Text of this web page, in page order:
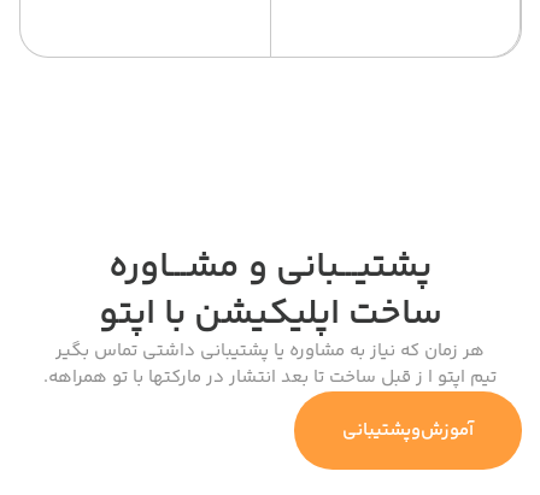
پشتیـــبانی و مشـــاوره
ساخت اپلیکیشن با اپتو
هر زمان که نیاز به مشاوره یا پشتیبانی داشتی تماس بگیر
تیم اپتو ا ز قبل ساخت تا بعد انتشار در مارکتها با تو همراهه.
آموزش‌وپشتیبانی